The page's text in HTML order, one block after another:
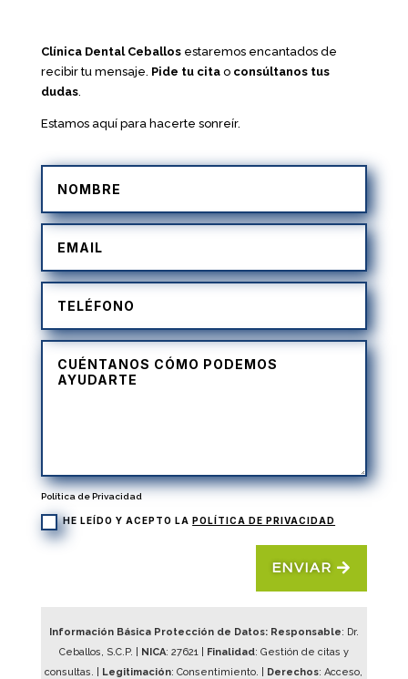
Clínica Dental Ceballosestaremos encantados de
recibir tu mensaje. Pide tu citao consúltanos tus
dudas.
Estamos aquí para hacerte sonreír.
Política de Privacidad
HE LEÍDO Y ACEPTO LA POLÍTICA DE PRIVACIDAD
ENVIAR
Información Básica Protección de Datos: Responsable: Dr.
Ceballos, S.C.P. |
NICA: 27621| Finalidad: Gestión de citas y
consultas. |
Legitimación: Consentimiento. | Derechos: Acceso,